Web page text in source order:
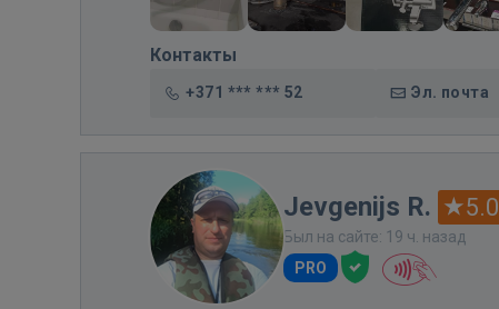
Контакты
+371 *** *** 52 Эл. почта
Jevgenijs R. 5.0
Был на сайте: 19 ч. назад
PRO